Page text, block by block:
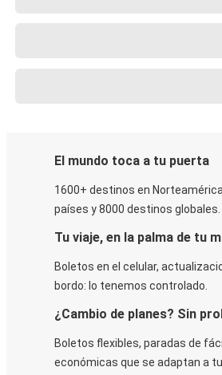
El mundo toca a tu puerta
1600+ destinos en
países y 8000 destinos
Tu viaje, en la palma de tu
Boletos en el celular,
bordo: lo tenemos controlado.
¿Cambio de planes? Sin
Boletos flexibles, paradas de
económicas que se adaptan a